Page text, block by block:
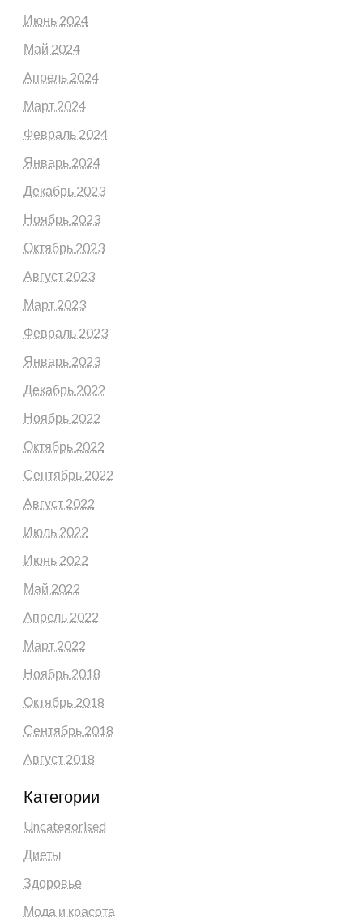
Июнь 2024
Май 2024
Апрель 2024
Март 2024
Февраль 2024
Январь 2024
Декабрь 2023
Ноябрь 2023
Октябрь 2023
Август 2023
Март 2023
Февраль 2023
Январь 2023
Декабрь 2022
Ноябрь 2022
Октябрь 2022
Сентябрь 2022
Август 2022
Июль 2022
Июнь 2022
Май 2022
Апрель 2022
Март 2022
Ноябрь 2018
Октябрь 2018
Сентябрь 2018
Август 2018
Категории
Uncategorised
Диеты
Здоровье
Мода и красота